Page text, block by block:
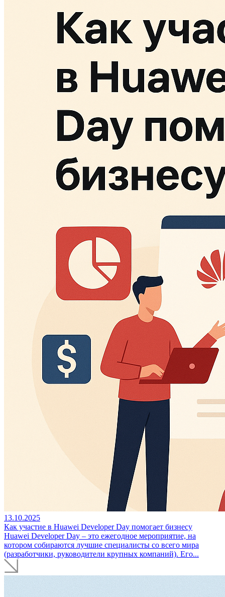
13.10.2025
Как участие в Huawei Developer Day помогает бизнесу
Huawei Developer Day – это ежегодное мероприятие, на
котором собираются лучшие специалисты со всего мира
(разработчики, руководители крупных компаний). Его...